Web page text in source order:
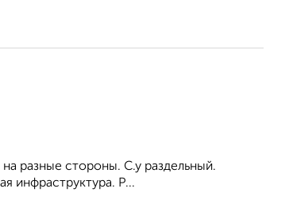
разные стороны. С.у раздельный.
инфраструктура. Р...